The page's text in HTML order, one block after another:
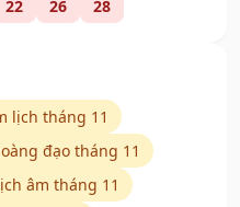
22 26 28
lịch tháng 11
đạo tháng 11
âm tháng 11